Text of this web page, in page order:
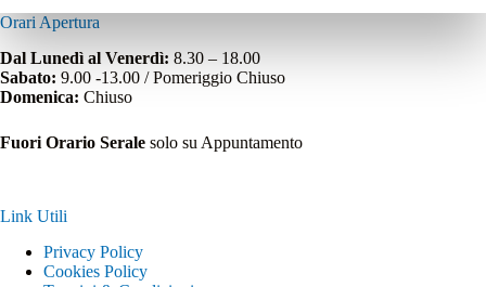
Orari Apertura
Dal Lunedì al Venerdì: 8.30 – 18.00
Sabato: 9.00 -13.00 / Pomeriggio Chiuso
Domenica: Chiuso
Fuori Orario Serale solo su Appuntamento
Link Utili
Privacy Policy
Cookies Policy